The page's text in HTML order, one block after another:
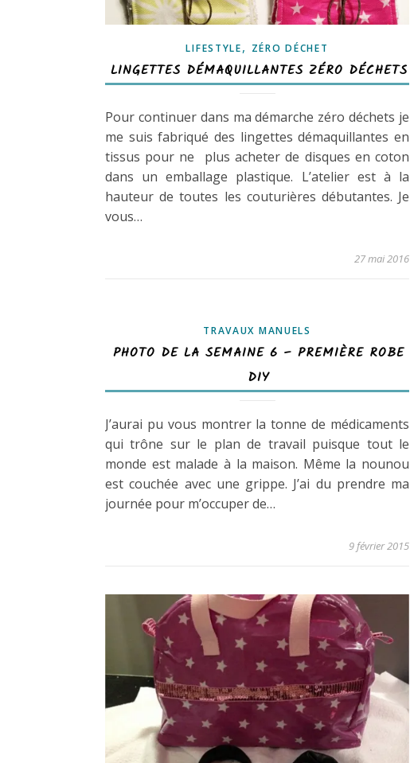
LIFESTYLE, ZÉRO DÉCHET
LINGETTES DÉMAQUILLANTES ZÉRO DÉCHETS
Pour continuer dans ma démarche zéro déchets je
me suis fabriqué des lingettes démaquillantes en
tissus pour ne plus acheter de disques en coton
dans un emballage plastique. L’atelier est à la
hauteur de toutes les couturières débutantes. Je
vous…
27 mai 2016
TRAVAUX MANUELS
PHOTO DE LA SEMAINE 6 – PREMIÈRE ROBE
DIY
J’aurai pu vous montrer la tonne de médicaments
qui trône sur le plan de travail puisque tout le
monde est malade à la maison. Même la nounou
est couchée avec une grippe. J’ai du prendre ma
journée pour m’occuper de…
9 février 2015